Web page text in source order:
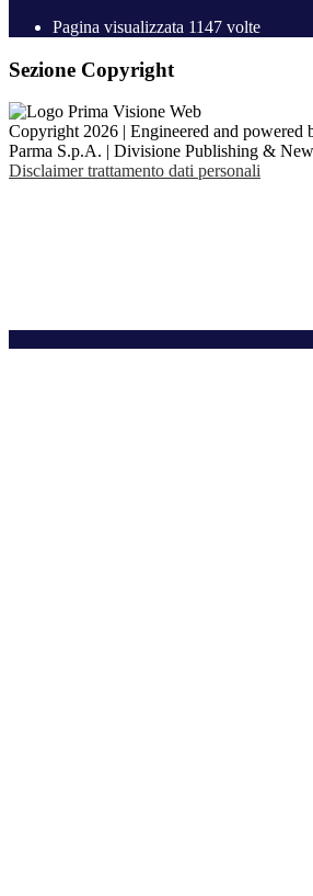
Pagina visualizzata 1147 volte
Sezione Copyright
Copyright 2026 | Engineered and powered
Parma S.p.A. | Divisione Publishing &
Disclaimer trattamento dati personali